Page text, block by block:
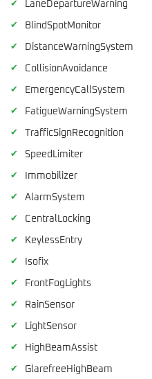
✔ LaneDepartureWarning
✔ BlindSpotMonitor
✔ DistanceWarningSystem
✔ CollisionAvoidance
✔ EmergencyCallSystem
✔ FatigueWarningSystem
✔ TrafficSignRecognition
✔ SpeedLimiter
✔ Immobilizer
✔ AlarmSystem
✔ CentralLocking
✔ KeylessEntry
✔ Isofix
✔ FrontFogLights
✔ RainSensor
✔ LightSensor
✔ HighBeamAssist
✔ GlarefreeHighBeam